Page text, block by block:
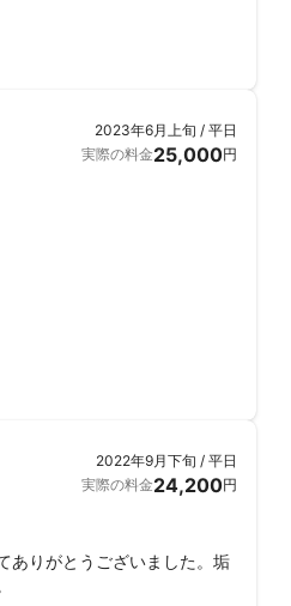
2023年6月上旬 / 平日
実際の料金25,000円
2022年9月下旬 / 平日
実際の料金24,200円
ありがとうございました。垢